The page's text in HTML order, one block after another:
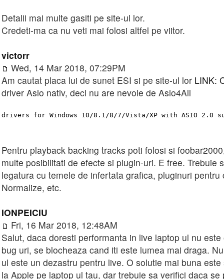
Detalii mai multe gasiti pe site-ul lor.
Credeti-ma ca nu veti mai folosi altfel pe viitor.
victorr
Wed, 14 Mar 2018, 07:29PM
Am cautat placa lui de sunet ESI si pe site-ul lor LINK:
driver Asio nativ, deci nu are nevoie de Asio4All
drivers for Windows 10/8.1/8/7/Vista/XP with ASIO 2.0
Pentru playback backing tracks poti folosi si
multe posibilitati de efecte si plugin-uri. E free. Trebuie
legatura cu temele de infertata grafica, pluginuri
Normalize, etc.
IONPEICIU
Fri, 16 Mar 2018, 12:48AM
Salut, daca doresti performanta in live laptop ul nu
bug uri, se blocheaza cand iti este lumea mai draga.
ul este un dezastru pentru live. O solutie mai buna
la Apple pe laptop ul tau, dar trebuie sa verifici daca